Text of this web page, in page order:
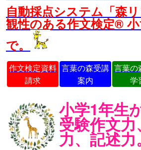
自動採点システム「森
観性のある作文検定®
で。
作文検定資料
請求
言葉の森受講
案内
言葉の
学
小学1年生
受験作文
力、記述力